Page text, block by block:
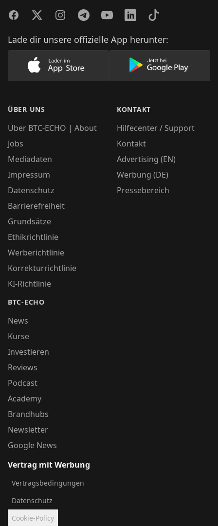
FacebookTwitterInstagramTelegramYouTubeLinkedInTikTok
Lade dir unsere offizielle App herunter:
Lade unsere App im AppStore herunter
Lade unsere
ÜBER UNS
Über BTC-ECHO | About
Jobs
Mediadaten
Impressum
Datenschutz
Barrierefreiheit
Grundsätze
Ethikrichtlinie
Werberichtlinie
Korrekturrichtlinie
KI-Richtlinie
BTC-ECHO
News
Kurse
Investieren
Reviews
Podcast
Academy
Brandhubs
Newsletter
Google News
KONTAKT
Hilfecenter / Support
Kontakt
Advertising (EN)
Werbung (DE)
Pressebereich
Vertrag mit Werbung
Vertragsbedingungen
Datenschutz
Cookie-Policy